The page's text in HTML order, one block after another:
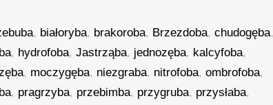
, białoryba, brakoroba, Brzezdoba,chudogęba,
, hydrofoba,Jastrząba, jednozęba, kalcyfoba,
, moczygęba, niezgraba, nitrofoba,ombrofoba,
, pragrzyba, przebimba, przygruba, przysłaba,